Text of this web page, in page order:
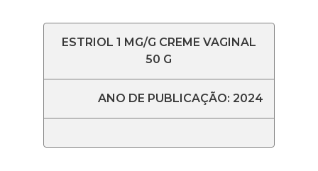
ESTRIOL 1 MG/G CREME VAGINAL
50 G
ANO DE PUBLICAÇÃO: 2024